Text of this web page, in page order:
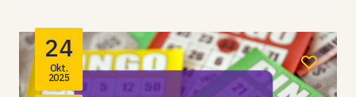
24
Okt.
2025